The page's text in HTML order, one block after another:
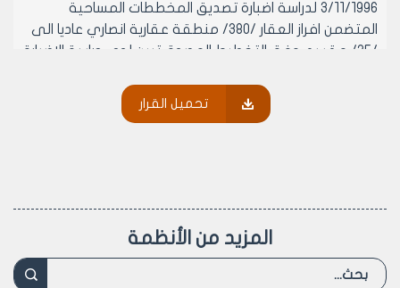
3/11/1996 لدراسة اضبارة تصديق المخططات المساحية
المتضمن افراز العقار /380/ منطقة عقارية انصاري عاديا الى
/35/ مقسم وفق التخطيط المصدق تبين لدى دراسة الإضبارة
24/3/1996 تبين ان العقار /380/ غير خاضع لأحكام القانون
/60/ لعام 1979 استنادا الى كتاب وزارة الاسكان والمرافق رقم
لعام 1974 وقد تم تدقيقه من قبل مكتب الطبوغرافيا
تحميل القرار
المزيد من الأنظمة